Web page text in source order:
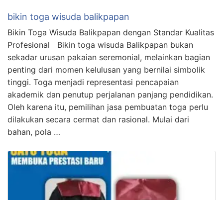
bikin toga wisuda balikpapan
Bikin Toga Wisuda Balikpapan dengan Standar Kualitas
Profesional Bikin toga wisuda Balikpapan bukan
sekadar urusan pakaian seremonial, melainkan bagian
penting dari momen kelulusan yang bernilai simbolik
tinggi. Toga menjadi representasi pencapaian
akademik dan penutup perjalanan panjang pendidikan.
Oleh karena itu, pemilihan jasa pembuatan toga perlu
dilakukan secara cermat dan rasional. Mulai dari
bahan, pola …